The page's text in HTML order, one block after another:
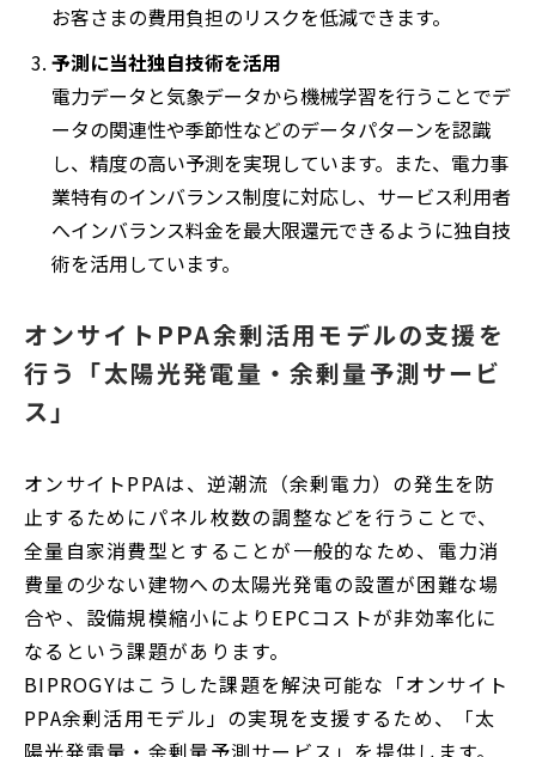
お客さまの費用負担のリスクを低減できます。
予測に当社独自技術を活用
電力データと気象データから機械学習を行うことでデ
ータの関連性や季節性などのデータパターンを認識
し、精度の高い予測を実現しています。また、電力事
業特有のインバランス制度に対応し、サービス利用者
へインバランス料金を最大限還元できるように独自技
術を活用しています。
オンサイトPPA余剰活用モデルの支援を
行う「太陽光発電量・余剰量予測サービ
ス」
オンサイトPPAは、逆潮流（余剰電力）の発生を防
止するためにパネル枚数の調整などを行うことで、
全量自家消費型とすることが一般的なため、電力消
費量の少ない建物への太陽光発電の設置が困難な場
合や、設備規模縮小によりEPCコストが非効率化に
なるという課題があります。
BIPROGYはこうした課題を解決可能な「オンサイト
PPA余剰活用モデル」の実現を支援するため、「太